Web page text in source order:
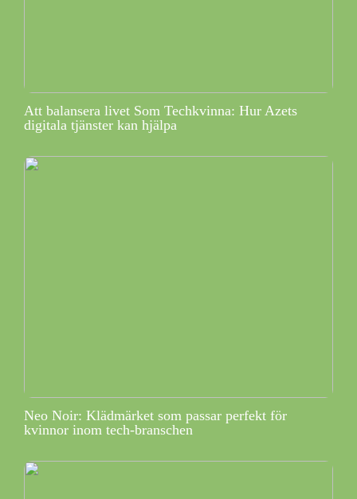
Att balansera livet Som Techkvinna: Hur Azets
digitala tjänster kan hjälpa
Neo Noir: Klädmärket som passar perfekt för
kvinnor inom tech-branschen